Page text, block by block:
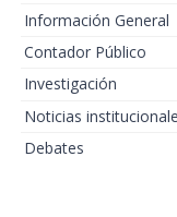
Información General
Contador Público
Investigación
Noticias
Debates